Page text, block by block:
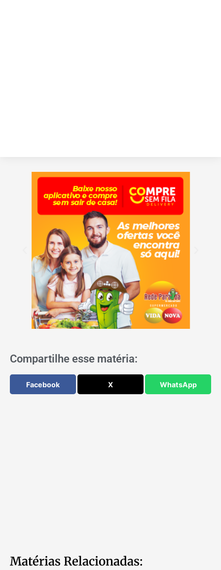
Compartilhe esse matéria:
Facebook X WhatsApp
Matérias Relacionadas: